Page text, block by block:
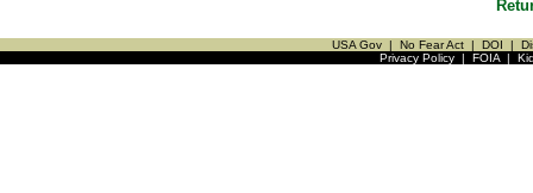
USA Gov | No Fear Act | DOI |
Privacy Policy| FOIA|